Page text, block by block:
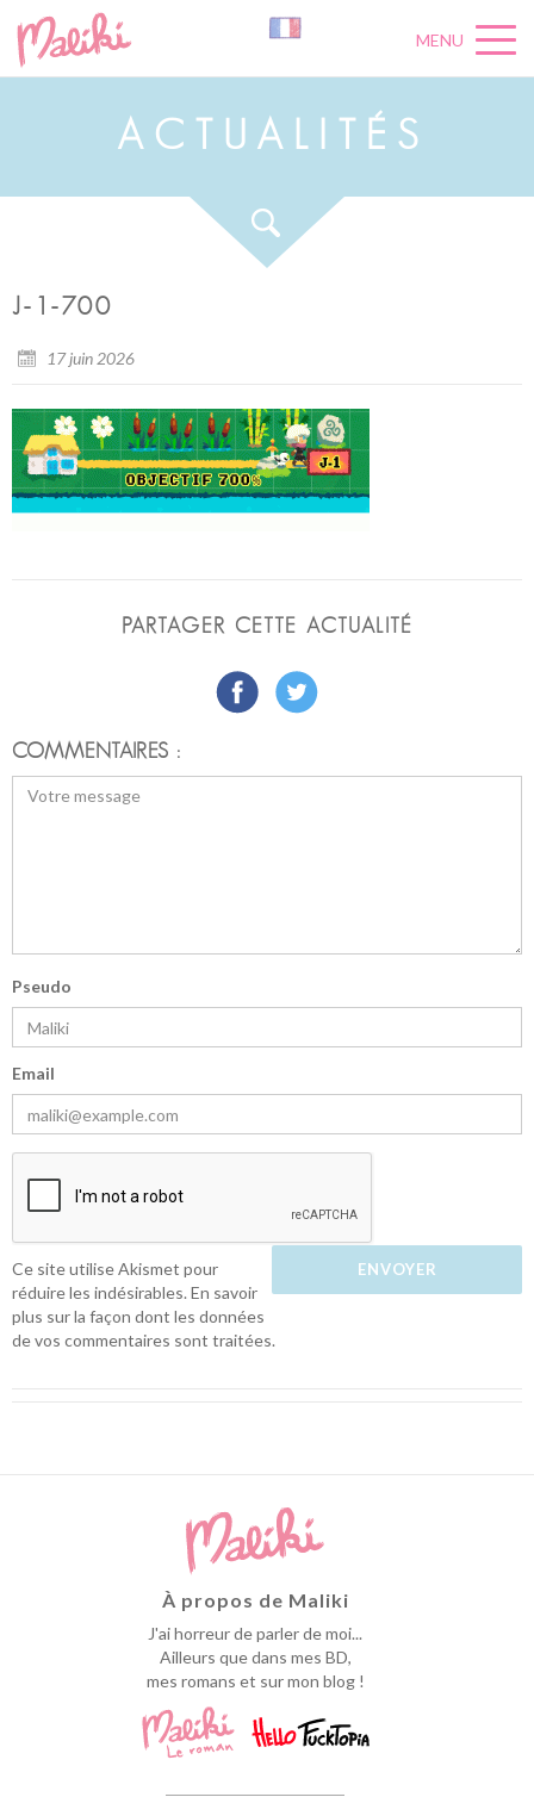
MENU
A C U A L É S
J-1-700
17 juin 2026
PARTAGER CETTE ACTUALITÉ
COMMENTAIRES :
Pseudo
Email
Ce site utilise Akismet pour
réduire les indésirables.En savoir
plus sur la façon dont les données
de vos commentaires sont traitées.
À propos de Maliki
J'ai horreur de parler de moi...
Ailleurs que dans mes BD,
mes romans et sur mon blog !